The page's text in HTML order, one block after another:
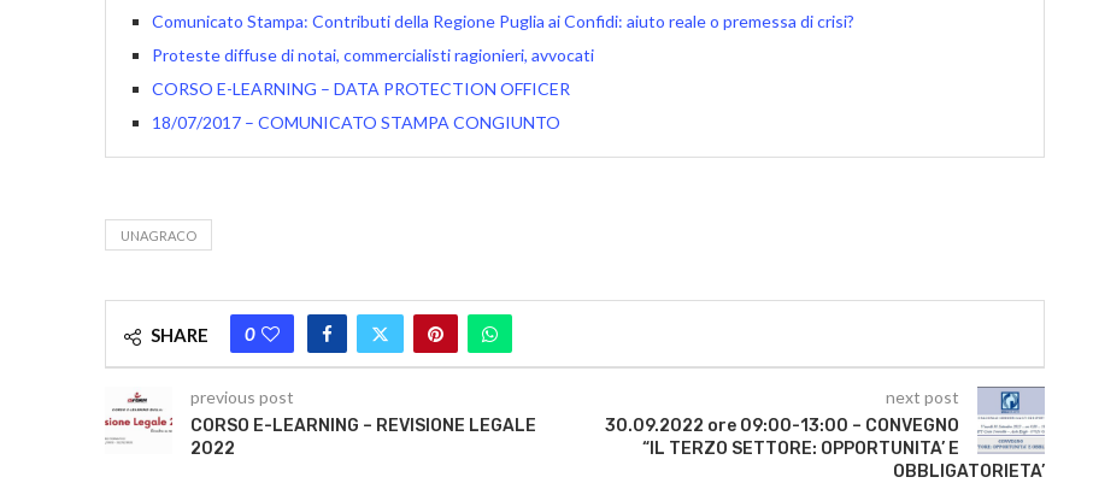
Comunicato Stampa:​ Contributi della Regione Puglia ai Confidi: aiuto reale o premessa di crisi?
Proteste diffuse di notai, commercialisti ragionieri, avvocati
CORSO E-LEARNING – DATA PROTECTION OFFICER
18/07/2017 – COMUNICATO STAMPA CONGIUNTO
UNAGRACO
SHARE 0
previous post
CORSO E-LEARNING – REVISIONE LEGALE
2022
next post
30.09.2022 ore 09:00-13:00 – CONVEGNO
“IL TERZO SETTORE: OPPORTUNITA’ E
OBBLIGATORIETA’